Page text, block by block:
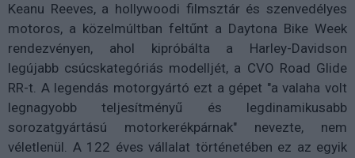
Keanu Reeves, a hollywoodi filmsztár és szenvedélyes
motoros, a közelmúltban feltűnt a Daytona Bike Week
rendezvényen, ahol kipróbálta a Harley-Davidson
legújabb csúcskategóriás modelljét, a CVO Road Glide
RR-t. A legendás motorgyártó ezt a gépet "a valaha volt
legnagyobb teljesítményű és legdinamikusabb
sorozatgyártású motorkerékpárnak" nevezte, nem
véletlenül. A 122 éves vállalat történetében ez az egyik